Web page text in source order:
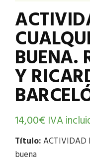
BUENA.
Y
14,00€ IVA
Título:ACTIVIDAD
buena